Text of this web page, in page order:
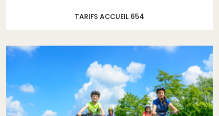
TARIFS ACCUEIL 654